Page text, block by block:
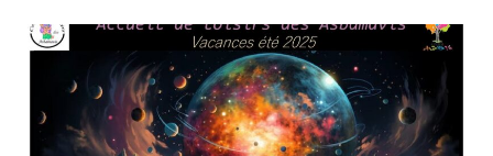
SEPTEMBRE
DÉCEMBRE
2025